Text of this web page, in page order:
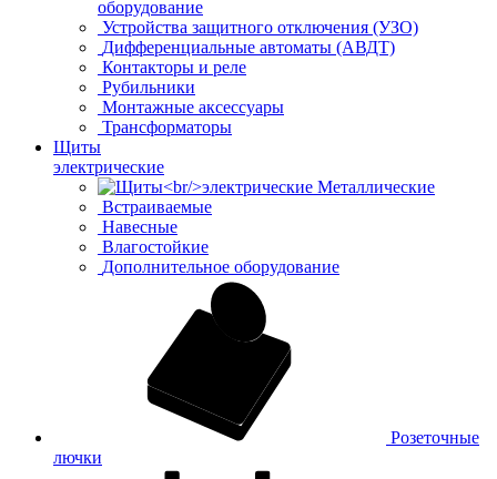
оборудование
Устройства защитного отключения (УЗО)
Дифференциальные автоматы (АВДТ)
Контакторы и реле
Рубильники
Монтажные аксессуары
Трансформаторы
Щиты
электрические
Металлические
Встраиваемые
Навесные
Влагостойкие
Дополнительное оборудование
Розеточные
лючки